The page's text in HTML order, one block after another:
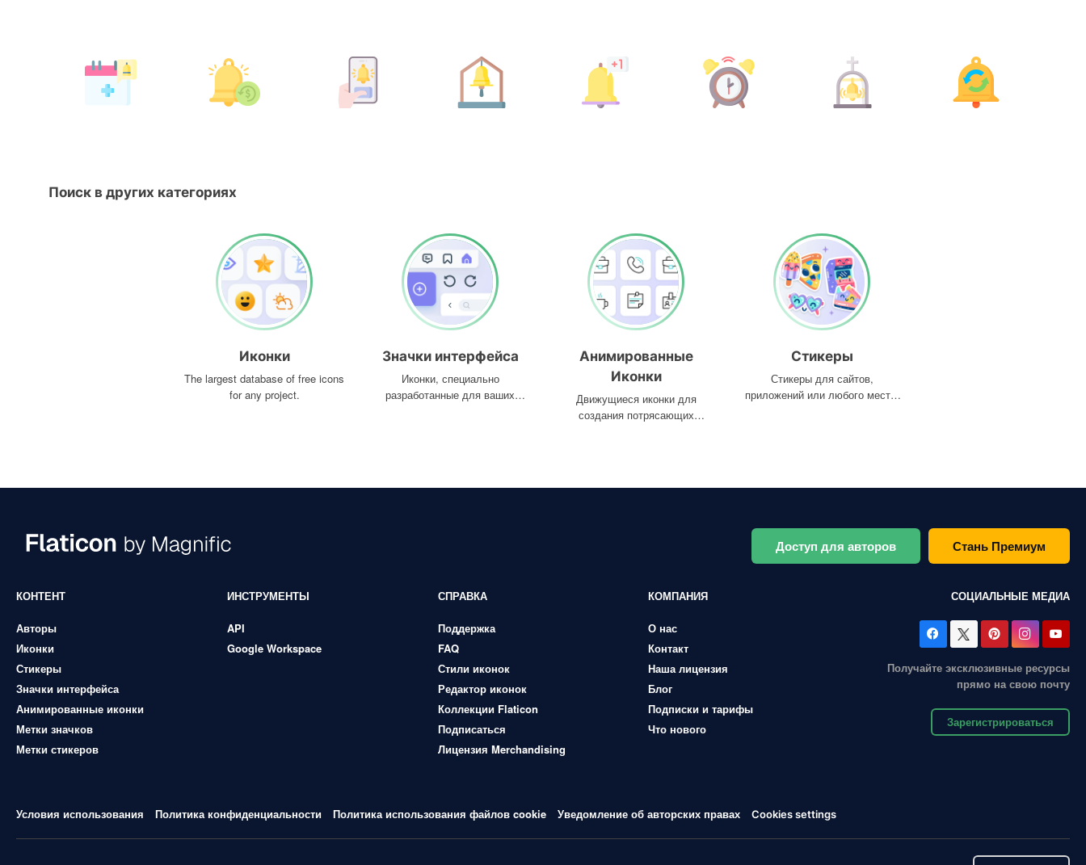
Поиск в других категориях
Иконки
The largest database of free icons
for any project.
Значки интерфейса
Иконки, специально
разработанные для ваших
Анимированные
Иконки
Движущиеся иконки для
создания потрясающих
Стикеры
Стикеры для сайтов,
приложений или любого места,
Доступ для авторов Стань Премиум
КОНТЕНТ
Авторы
Иконки
Стикеры
Значки интерфейса
Анимированные иконки
Метки значков
Метки стикеров
ИНСТРУМЕНТЫ
API
Google Workspace
СПРАВКА
Поддержка
FAQ
Стили иконок
Редактор иконок
Коллекции Flaticon
Подписаться
Лицензия Merchandising
КОМПАНИЯ
О нас
Контакт
Наша лицензия
Блог
Подписки и тарифы
Что нового
СОЦИАЛЬНЫЕ МЕДИА
Получайте эксклюзивные ресурсы
прямо на свою почту
Зарегистрироваться
Условия использования Политика конфиденциальности Политика использования файлов cookie Уведомление об авторских правах Cookies settings